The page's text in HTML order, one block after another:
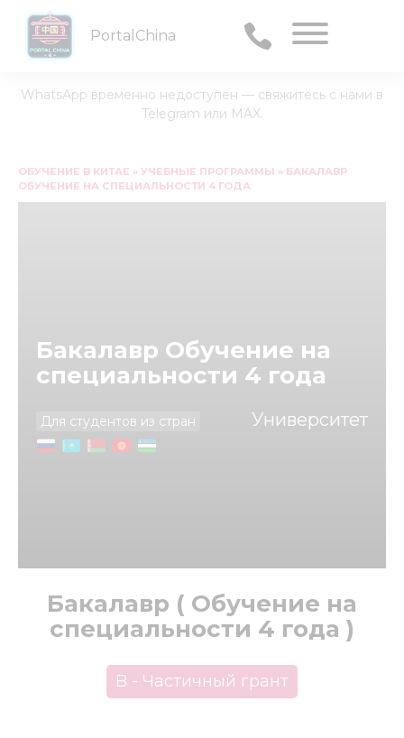
PortalChina
WhatsApp временно недоступен — свяжитесь с нами в
Telegram или MAX.
содержанию
ОБУЧЕНИЕ В КИТАЕ » УЧЕБНЫЕ ПРОГРАММЫ » БАКАЛАВР
ОБУЧЕНИЕ НА СПЕЦИАЛЬНОСТИ 4 ГОДА
Бакалавр Обучение на
специальности 4 года
Для студентов из стран Университет
Бакалавр ( Обучение на
специальности 4 года )
B - Частичный грант